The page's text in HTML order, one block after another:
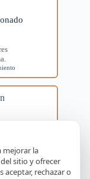
mejorar la
sitio y ofrecer
aceptar, rechazar o